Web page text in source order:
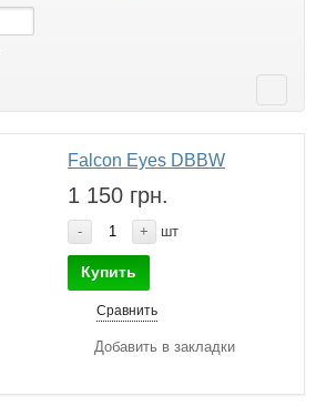
Falcon Eyes DBBW
1 150 грн.
- + шт
Купить
Сравнить
Добавить в закладки